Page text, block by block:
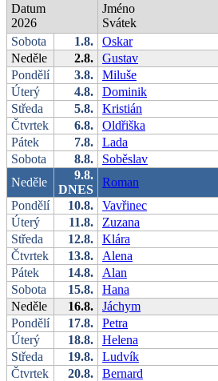
Datum
2026
Jméno
Svátek
Sobota
1.8. Oskar
Neděle
2.8. Gustav
Pondělí
3.8. Miluše
Úterý
4.8. Dominik
Středa
5.8. Kristián
Čtvrtek
6.8. Oldřiška
Pátek
7.8. Lada
Sobota
8.8. Soběslav
Neděle
9.8.
DNES
Roman
Pondělí
10.8. Vavřinec
Úterý
11.8. Zuzana
Středa
12.8. Klára
Čtvrtek
13.8. Alena
Pátek
14.8. Alan
Sobota
15.8. Hana
Neděle
16.8. Jáchym
Pondělí
17.8. Petra
Úterý
18.8. Helena
Středa
19.8. Ludvík
Čtvrtek
20.8. Bernard